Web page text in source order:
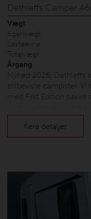
Dethleffs Camper
Vægt
Egenvægt
Lasteevne
Totalvægt
Årgang
Nyhed 2026, Dethleffs
stilbeviste campister.
med First Edition
vand tilslutning, bruser-
sidder, opredning til
leveringsomkostninger
flere detaljer